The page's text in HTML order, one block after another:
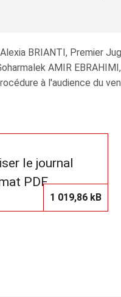
BRIANTI, Premier
AMIR
à l'audience du
le journal
PDF
1 019,86 kB